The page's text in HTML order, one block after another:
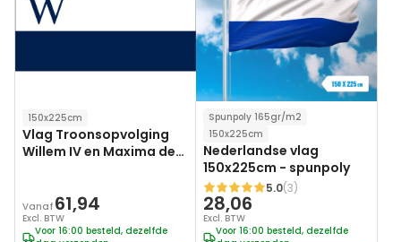
150x225cm
Vlag Troonsopvolging
Willem IV en Maxima der
Vanaf 61,94
Excl. BTW
Voor 16:00 besteld, dezelfde
Spunpoly 165gr/m2
150x225cm
Nederlandse vlag
150x225cm - spunpoly
Waardering:
5.0(3)
28,06
Excl. BTW
Voor 16:00 besteld, dezelfde